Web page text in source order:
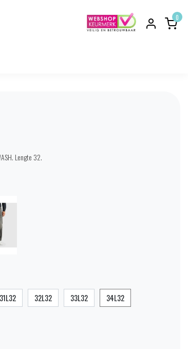
0
Lengte 32.
31L32 32L32 33L32 34L32